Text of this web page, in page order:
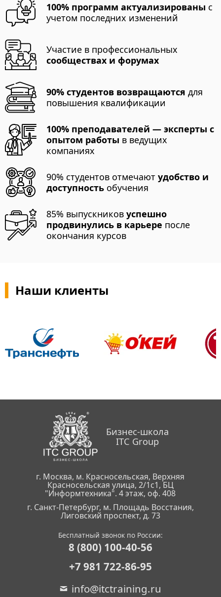
100% программ актуализированы с
учетом последних изменений
Участие в профессиональных
сообществах и форумах
90% студентов возвращаются для
повышения квалификации
100% преподавателей — эксперты с
опытом работы в ведущих
компаниях
90% студентов отмечаютудобство и
доступность обучения
85% выпускниковуспешно
продвинулись в карьере после
окончания курсов
Наши клиенты
Бизнес-школа
ITC Group
г. Москва, м. Красносельская, Верхняя
Красносельская улица, 2/1с1, БЦ
"Информтехника". 4 этаж, оф. 408
г. Санкт-Петербург, м. Площадь Восстания,
Лиговский проспект, д. 73
Бесплатный звонок по России:
8 (800) 100-40-56
+7 981 722-86-95
info@itctraining.ru